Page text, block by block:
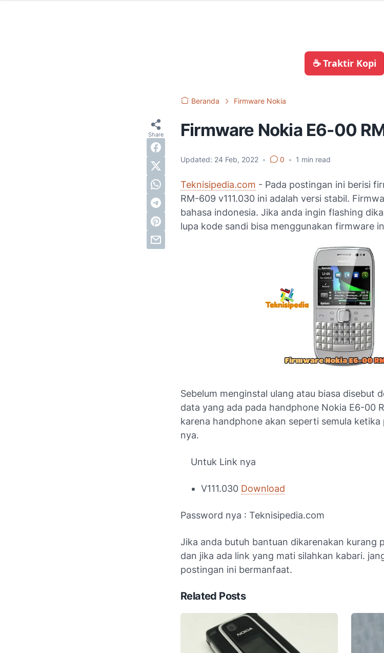
☕ Traktir Kopi
Beranda Firmware Nokia
Firmware Nokia E6-00
Updated: 24 Feb, 2022 • 0 • 1 min read
Teknisipedia.com - Pada postingan ini berisi
RM-609 v111.030 ini adalah versi stabil.
bahasa indonesia. Jika anda ingin flashing
lupa kode sandi bisa menggunakan firmware
Sebelum menginstal ulang atau biasa disebut
data yang ada pada handphone Nokia E6-00
karena handphone akan seperti semula
nya.
Untuk Link nya
V111.030 Download
Password nya : Teknisipedia.com
Jika anda butuh bantuan dikarenakan kurang
dan jika ada link yang mati silahkan kabari.
postingan ini bermanfaat.
Related Posts